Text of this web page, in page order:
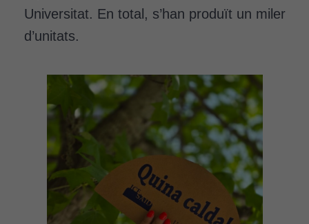
Universitat. En total, s’han produït un miler
d’unitats.
rendiment
aquestes
cookies,
algunes
funcionalitats
desapareixeran
del lloc web.
Cookies de